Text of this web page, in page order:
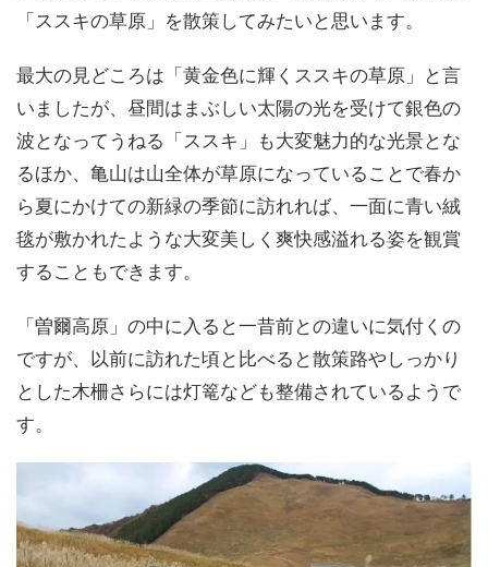
「ススキの草原」を散策してみたいと思います。
最大の見どころは「黄金色に輝くススキの草原」と言
いましたが、昼間はまぶしい太陽の光を受けて銀色の
波となってうねる「ススキ」も大変魅力的な光景とな
るほか、亀山は山全体が草原になっていることで春か
ら夏にかけての新緑の季節に訪れれば、一面に青い絨
毯が敷かれたような大変美しく爽快感溢れる姿を観賞
することもできます。
「曽爾高原」の中に入ると一昔前との違いに気付くの
ですが、以前に訪れた頃と比べると散策路やしっかり
とした木柵さらには灯篭なども整備されているようで
す。